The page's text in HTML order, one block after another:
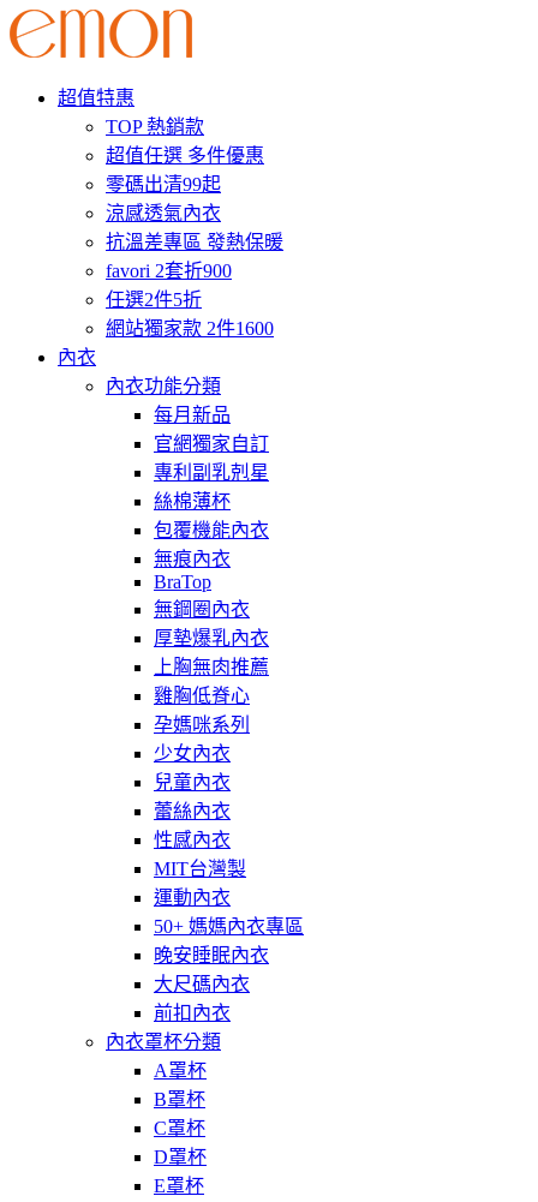
超值特惠
TOP 熱銷款
超值任選 多件優惠
零碼出清99起
涼感透氣內衣
抗溫差專區 發熱保暖
favori 2套折900
任選2件5折
網站獨家款 2件1600
內衣
內衣功能分類
每月新品
官網獨家自訂
專利副乳剋星
絲棉薄杯
包覆機能內衣
無痕內衣
BraTop
無鋼圈內衣
厚墊爆乳內衣
上胸無肉推薦
雞胸低脊心
孕媽咪系列
少女內衣
兒童內衣
蕾絲內衣
性感內衣
MIT台灣製
運動內衣
50+ 媽媽內衣專區
晚安睡眠內衣
大尺碼內衣
前扣內衣
內衣罩杯分類
A罩杯
B罩杯
C罩杯
D罩杯
E罩杯